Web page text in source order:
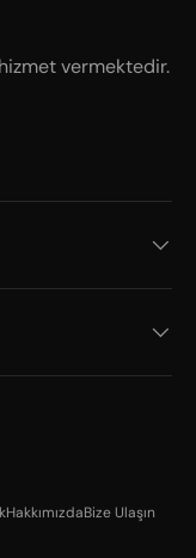
vermektedir.
HakkımızdaBize Ulaşın